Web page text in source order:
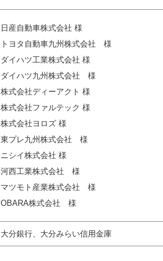
日産自動車株式会社 様
トヨタ自動車九州株式会社 様
ダイハツ工業株式会社 様
ダイハツ九州株式会社 様
株式会社ディーアクト 様
株式会社ファルテック 様
株式会社ヨロズ 様
東プレ九州株式会社 様
ニシイ株式会社 様
河西工業株式会社 様
マツモト産業株式会社 様
OBARA株式会社 様
大分銀行、大分みらい信用金庫